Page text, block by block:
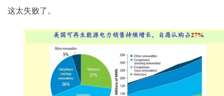
这太失败了。